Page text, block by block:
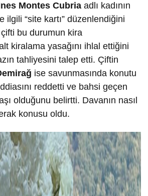
Montes Cubria adlı kadının
ilgili “site kartı” düzenlendiğini
bu durumun kira
kiralama yasağını ihlal ettiğini
tahliyesini talep etti. Çiftin
ğ ise savunmasında konutu
reddetti ve bahsi geçen
olduğunu belirtti. Davanın nasıl
konusu oldu.